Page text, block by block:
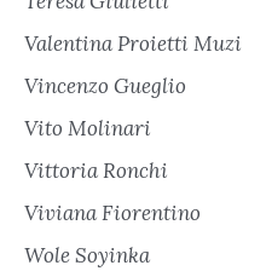
Valentina Proietti Muzi
Vincenzo Gueglio
Vito Molinari
Vittoria Ronchi
Viviana Fiorentino
Wole Soyinka